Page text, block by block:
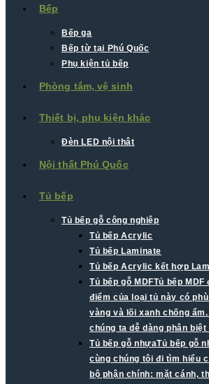
Bếp
Bếp ga
Bếp từ tại Phú Quốc
Phụ kiện tủ bếp
Phòng tắm, vệ sinh
Thiết bị, phụ kiện khác
Đèn LED nội thât
Nội thất Phú Quốc
Tủ bếp
Tủ bếp gỗ công nghiệp
Tủ bếp Acrylic
Tủ bếp Laminate
Tủ bếp Acrylic kết hợp
Tủ bếp gỗ MDFTủ bếp
điểm của loại tủ này có
vàng và lõi xanh chống
chúng ta dễ dàng phân
Tủ bếp gỗ nhựaTủ bếp gỗ
cùng chúng tôi đi tìm hiểu
bộ phận chính: mặt cánh,